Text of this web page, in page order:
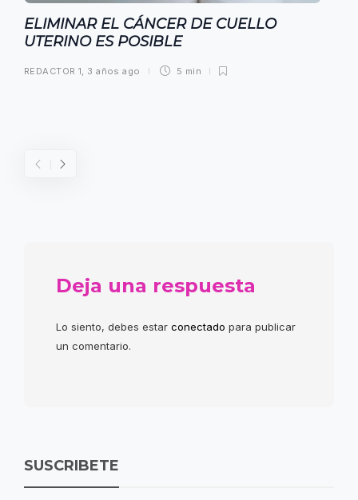
ELIMINAR EL CÁNCER DE CUELLO
UTERINO ES POSIBLE
REDACTOR 1, 3 años ago 5 min
Deja una respuesta
Lo siento, debes estar conectado para publicar
un comentario.
SUSCRIBETE